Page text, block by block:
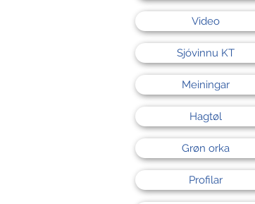
Video
Sjóvinnu KT
Meiningar
Hagtøl
Grøn orka
Profilar